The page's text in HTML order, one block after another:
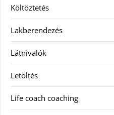
Költöztetés
Lakberendezés
Látnivalók
Letöltés
Life coach coaching